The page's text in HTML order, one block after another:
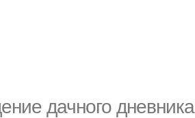
дачного дневника